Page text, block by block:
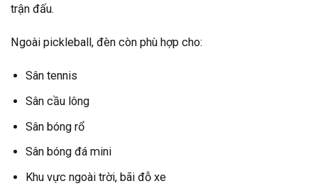
trận đấu.
Ngoài pickleball, đèn còn phù hợp cho:
Sân tennis
Sân cầu lông
Sân bóng rổ
Sân bóng đá mini
Khu vực ngoài trời, bãi đỗ xe